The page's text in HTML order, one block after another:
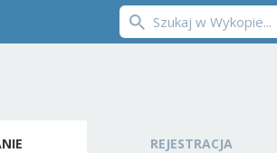
REJESTRACJA